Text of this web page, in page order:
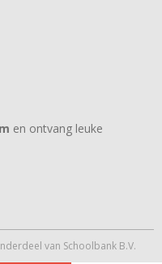
en ontvang leuke
van Schoolbank B.V.